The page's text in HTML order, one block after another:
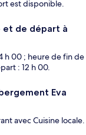
est disponible.
et de départ à
h 00 ; heure de fin de
: 12 h 00.
Eva
avec Cuisine locale.